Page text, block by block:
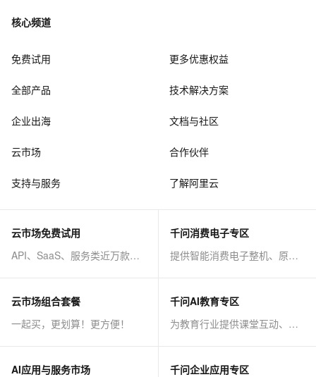
核心频道
免费试用 更多优惠权益
全部产品 技术解决方案
企业出海 文档与社区
云市场 合作伙伴
支持与服务 了解阿里云
云市场免费试用
API、SaaS、服务类近万款商品免费试！
千问消费电子专区
提供智能消费电子整机、原子能力等AI方案
云市场组合套餐
一起买，更划算！更方便！
千问AI教育专区
为教育行业提供课堂互动、课程制作等AI方案
AI应用与服务市场
千问企业应用专区